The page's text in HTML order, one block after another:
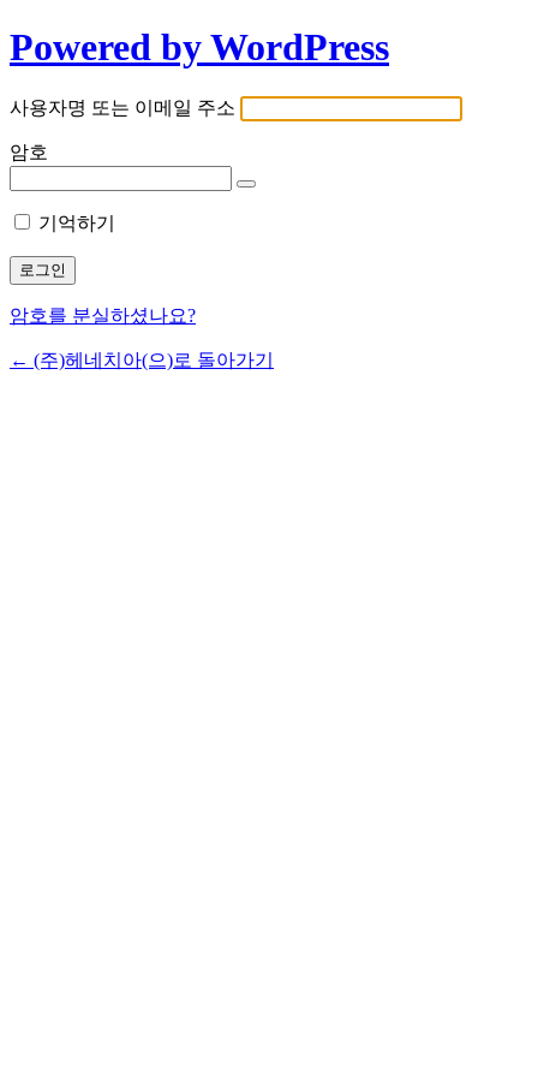
Powered by WordPress
사용자명 또는 이메일 주소
암호
기억하기
암호를 분실하셨나요?
← (주)헤네치아(으)로 돌아가기